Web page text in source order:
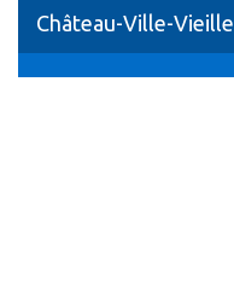
Château-Ville-Vieille